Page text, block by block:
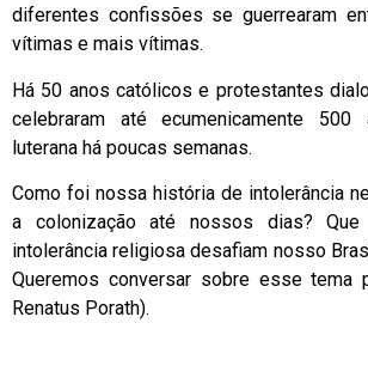
diferentes confissões se guerrearam
vítimas e mais vítimas.
Há 50 anos católicos e protestantes
celebraram até ecumenicamente
luterana há poucas semanas.
Como foi nossa história de intolerância
a colonização até nossos dias?
intolerância religiosa desafiam nosso
Queremos conversar sobre esse tema
Renatus Porath).